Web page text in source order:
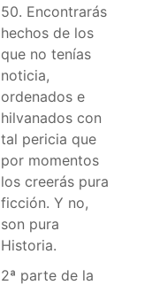
50. Encontrarás
hechos de los
que no tenías
noticia,
ordenados e
hilvanados con
tal pericia que
por momentos
los creerás pura
ficción. Y no,
son pura
Historia.
2ª parte de la